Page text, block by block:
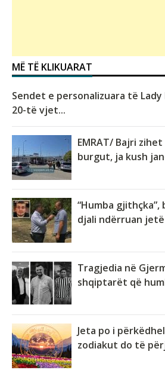
MË TË KLIKUARAT
Sendet e personalizuara të
20-të vjet...
EMRAT/ Bajri
burgut, ja kush
“Humba
djali ndërruan jetë
Tragjedia në
shqiptarët që
Jeta po i
zodiakut do të